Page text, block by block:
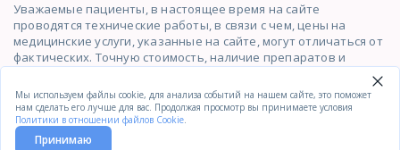
Уважаемые пациенты, в настоящее время на сайте
проводятся технические работы, в связи с чем, цены на
медицинские услуги, указанные на сайте, могут отличаться от
фактических. Точную стоимость, наличие препаратов и
возможность оказания медицинских услуг просим уточнять у
операторов контакт-центра по телефону(391)201-03-03.
Приносим свои извинения за временные неудобства.
Мы используем файлы cookie, для анализа событий на нашем сайте, это поможет
нам сделать его лучше для вас. Продолжая просмотр вы принимаете условия
Политики в отношении файлов Cookie.
Принимаю